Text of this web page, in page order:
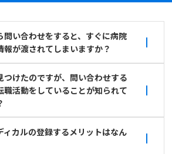
問い合わせをすると、すぐに病院
報が渡されてしまいますか？
つけたのですが、問い合わせする
職活動をしていることが知られて
ィカルの登録するメリットはなん